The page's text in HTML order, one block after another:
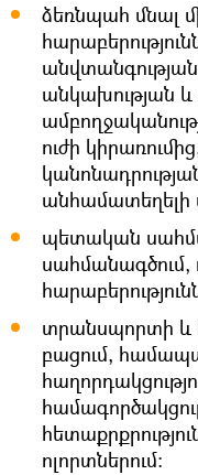
ձեռնպահ մնալ
անկախության
ուժի
անհամատեղելի
պետական
տրանսպորտի և
բացում,
ոլորտներում։